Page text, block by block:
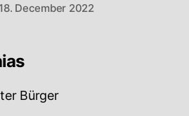
18. December 2022
Bürger